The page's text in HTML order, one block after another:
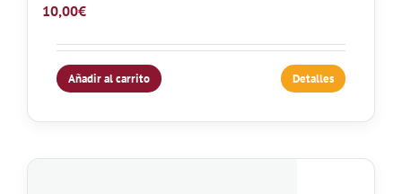
10,00€
Añadir al carrito Detalles